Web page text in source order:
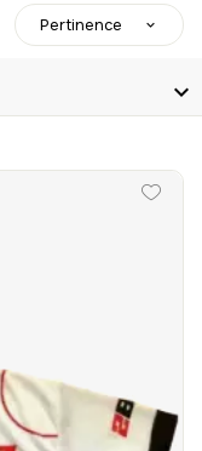
Pertinence